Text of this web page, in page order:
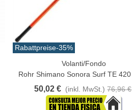
Rabattpreise-35%
In Den WarenkorbVolanti/Fondo
Rohr Shimano Sonora Surf TE 420
50,02 € (inkl. MwSt.) 76,96 €